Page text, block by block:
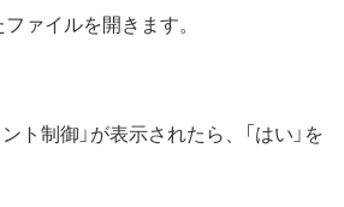
ァイルを開きます。
ト制御」が表示されたら、「はい」を